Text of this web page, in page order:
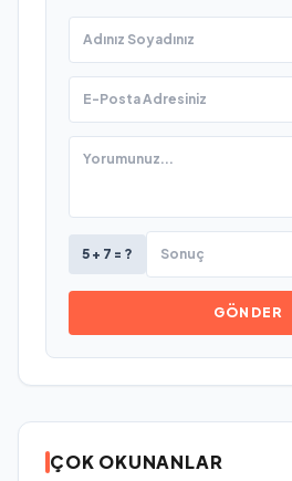
5 + 7 = ?
GÖNDER
ÇOK OKUNANLAR